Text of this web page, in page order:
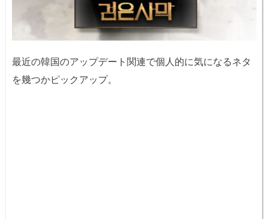
最近の韓国のアップデート関連で個人的に気になるネタ
を幾つかピックアップ。